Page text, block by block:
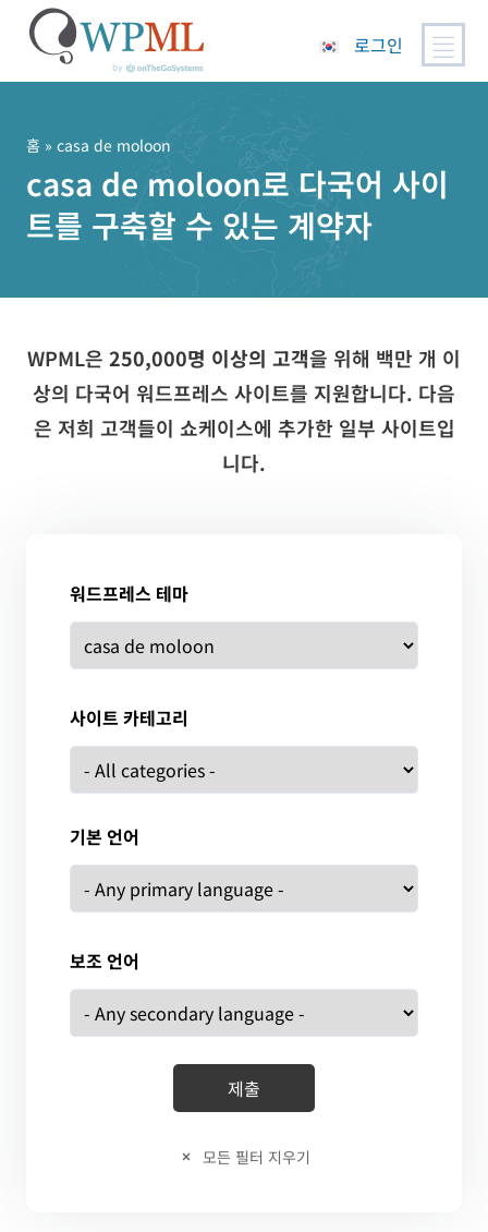
로그인
홈 » casa de moloon
casa de moloon로 다국어 사이
트를 구축할 수 있는 계약자
WPML은 250,000명 이상의 고객을 위해 백만 개 이
상의 다국어 워드프레스 사이트를 지원합니다. 다음
은 저희 고객들이 쇼케이스에 추가한 일부 사이트입
니다.
워드프레스 테마
사이트 카테고리
기본 언어
보조 언어
모든 필터 지우기